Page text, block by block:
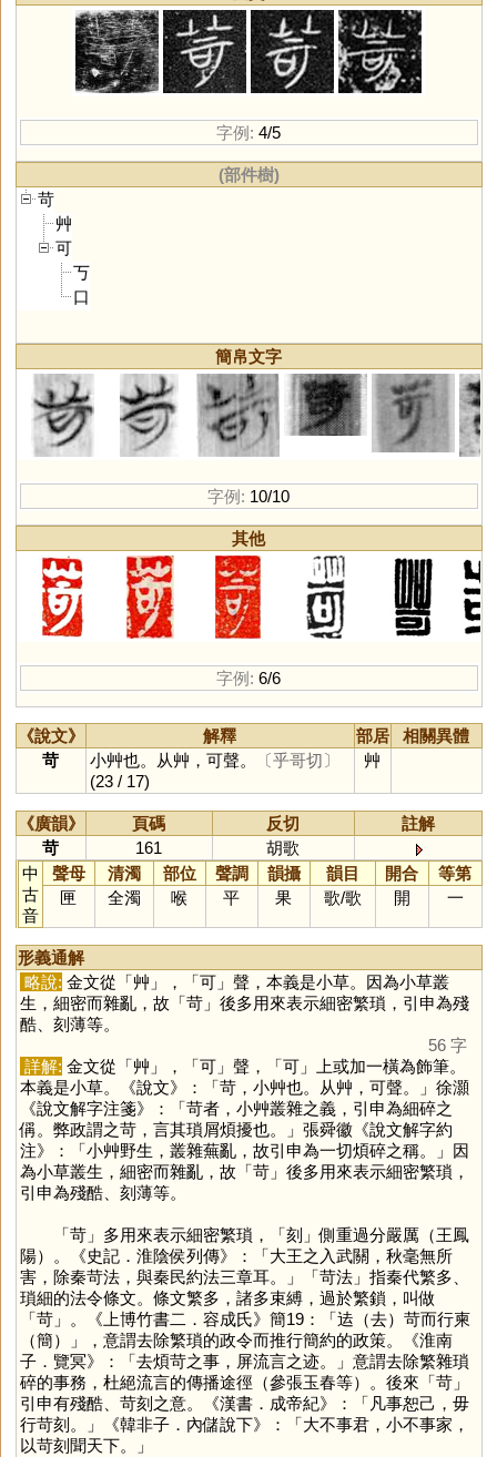
字例: 4/5
(部件樹)
苛
艸
可
丂
口
簡帛文字
字例: 10/10
其他
字例: 6/6
《說文》 解釋 部居
相關異體
苛
小艸也。从艸，可聲。
〔乎哥切〕
(23 / 17)
艸
《廣韻》 頁碼 反切
註解
苛
161
胡歌
中
古
音
聲母 清濁 部位 聲調 韻攝 韻目 開合
等第
匣
全濁 喉 平 果 歌/歌 開 一
形義通解
略說: 金文從「艸 」，「可」聲，本義是小草。因為小草叢
生，細密而雜亂，故「苛」後多用來表示細密繁瑣，引申為殘
酷、刻薄等。
56 字
詳解: 金文從「艸 」，「可」聲，「可」上或加一橫為飾筆。
本義是小草。《說文》：「苛，小艸也。从艸，可聲。」徐灝
《說文解字注箋》：「苛者，小艸叢雜之義，引申為細碎之
偁。弊政謂之苛，言其瑣屑煩擾也。」張舜徽《說文解字約
注》：「小艸野生，叢雜蕪亂，故引申為一切煩碎之稱。」因
為小草叢生，細密而雜亂，故「苛」後多用來表示細密繁瑣，
引申為殘酷、刻薄等。
「苛」多用來表示細密繁瑣，「刻 」側重過分嚴厲（王鳳
陽）。《史記．淮陰侯列傳》：「大王之入武關，秋毫無所
害，除秦苛法，與秦民約法三章耳。」「苛法」指秦代繁多、
瑣細的法令條文。條文繁多，諸多束縛，過於繁鎖，叫做
「苛」。《上博竹書二．容成氏》簡19：「迲（去）苛而行柬
（簡）」，意謂去除繁瑣的政令而推行簡約的政策。《淮南
子．覽冥》：「去煩苛之事，屏流言之迹。」意謂去除繁雜瑣
碎的事務，杜絕流言的傳播途徑（參張玉春等）。後來「苛」
引申有殘酷、苛刻之意。《漢書．成帝紀》：「凡事恕己，毋
行苛刻。」《韓非子．內儲說下》：「大不事君，小不事家，
以苛刻聞天下。」